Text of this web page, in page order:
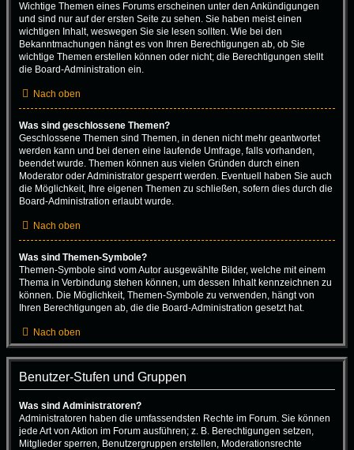
Wichtige Themen eines Forums erscheinen unter den Ankündigungen
und sind nur auf der ersten Seite zu sehen. Sie haben meist einen
wichtigen Inhalt, weswegen Sie sie lesen sollten. Wie bei den
Bekanntmachungen hängt es von Ihren Berechtigungen ab, ob Sie
wichtige Themen erstellen können oder nicht; die Berechtigungen stellt
die Board-Administration ein.
Nach oben
Was sind geschlossene Themen?
Geschlossene Themen sind Themen, in denen nicht mehr geantwortet
werden kann und bei denen eine laufende Umfrage, falls vorhanden,
beendet wurde. Themen können aus vielen Gründen durch einen
Moderator oder Administrator gesperrt werden. Eventuell haben Sie auch
die Möglichkeit, Ihre eigenen Themen zu schließen, sofern dies durch die
Board-Administration erlaubt wurde.
Nach oben
Was sind Themen-Symbole?
Themen-Symbole sind vom Autor ausgewählte Bilder, welche mit einem
Thema in Verbindung stehen können, um dessen Inhalt kennzeichnen zu
können. Die Möglichkeit, Themen-Symbole zu verwenden, hängt von
Ihren Berechtigungen ab, die die Board-Administration gesetzt hat.
Nach oben
Benutzer-Stufen und Gruppen
Was sind Administratoren?
Administratoren haben die umfassendsten Rechte im Forum. Sie können
jede Art von Aktion im Forum ausführen; z. B. Berechtigungen setzen,
Mitglieder sperren, Benutzergruppen erstellen, Moderationsrechte